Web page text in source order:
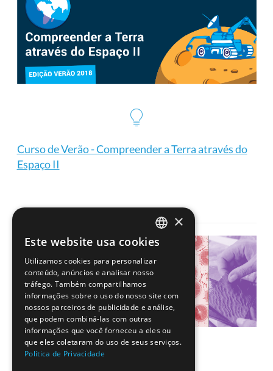
Curso de Verão - Compreender a Terra através do
Espaço II
PORTUGUESE
ENGLISH
×
Este website usa cookies
Utilizamos cookies para personalizar
conteúdo, anúncios e analisar nosso
tráfego. Também compartilhamos
informações sobre o uso do nosso site com
nossos parceiros de publicidade e análise,
que podem combiná-las com outras
informações que você forneceu a eles ou
que eles coletaram do uso de seus serviços.
Política de Privacidade